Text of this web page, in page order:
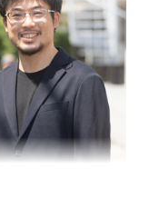
児と幼児、ふた
に惑わされず観
イだ。子どもと
ほどに底が知れ
思ってたのと違
不能な毎日に茫
ことを経験しな